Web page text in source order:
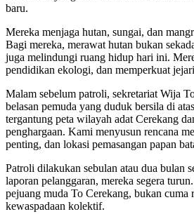
baru.
Mereka menjaga hutan, sungai, dan
Bagi mereka, merawat hutan bukan
juga melindungi ruang hidup hari ini.
pendidikan ekologi, dan memperkuat
Malam sebelum patroli, sekretariat Wija
belasan pemuda yang duduk bersila di
tergantung peta wilayah adat Cerekang
penghargaan. Kami menyusun rencana
penting, dan lokasi pemasangan papan
Patroli dilakukan sebulan atau dua bulan
laporan pelanggaran, mereka segera
pejuang muda To Cerekang, bukan cuma
kewaspadaan kolektif.